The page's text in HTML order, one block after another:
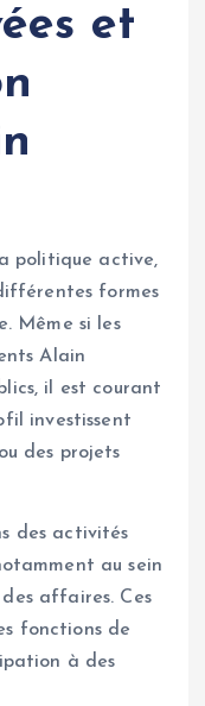
et
politique active,
formes
Même si les
Alain
il est courant
investissent
des projets
des activités
au sein
affaires. Ces
fonctions de
à des